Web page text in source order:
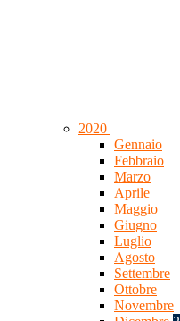
2020
Gennaio
Febbraio
Marzo
Aprile
Maggio
Giugno
Luglio
Agosto
Settembre
Ottobre
Novembre